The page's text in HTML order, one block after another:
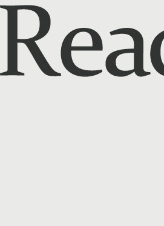
Reads - 読書のSNS＆記録アプリ